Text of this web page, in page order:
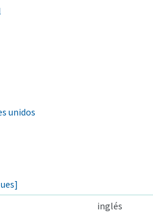
unidos
inglés